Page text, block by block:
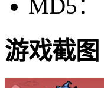
MD5：
游戏截图